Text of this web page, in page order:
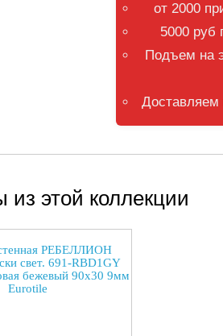
от 2000
5000 руб
Подъем на
Доставляем
из этой коллекции
РЕБЕЛЛИОН
свет. 691-RBD1GY
бежевый 90x30 9мм
Eurotile